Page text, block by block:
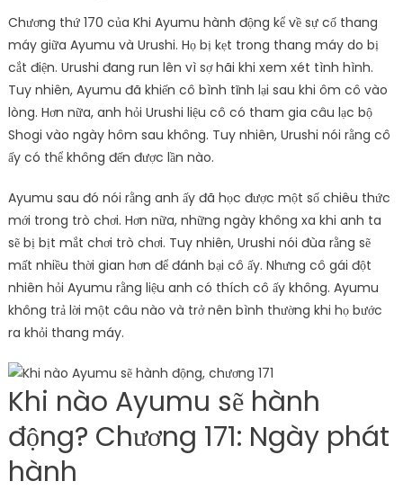
Chương thứ 170 của Khi Ayumu hành động kể về sự cố thang
máy giữa Ayumu và Urushi. Họ bị kẹt trong thang máy do bị
cắt điện. Urushi đang run lên vì sợ hãi khi xem xét tình hình.
Tuy nhiên, Ayumu đã khiến cô bình tĩnh lại sau khi ôm cô vào
lòng. Hơn nữa, anh hỏi Urushi liệu cô có tham gia câu lạc bộ
Shogi vào ngày hôm sau không. Tuy nhiên, Urushi nói rằng cô
ấy có thể không đến được lần nào.
Ayumu sau đó nói rằng anh ấy đã học được một số chiêu thức
mới trong trò chơi. Hơn nữa, những ngày không xa khi anh ta
sẽ bị bịt mắt chơi trò chơi. Tuy nhiên, Urushi nói đùa rằng sẽ
mất nhiều thời gian hơn để đánh bại cô ấy. Nhưng cô gái đột
nhiên hỏi Ayumu rằng liệu anh có thích cô ấy không. Ayumu
không trả lời một câu nào và trở nên bình thường khi họ bước
ra khỏi thang máy.
Khi nào Ayumu sẽ hành
động? Chương 171: Ngày phát
hành